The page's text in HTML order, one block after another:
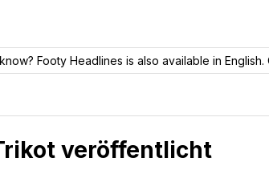
Footy Headlines is also available in
veröffentlicht